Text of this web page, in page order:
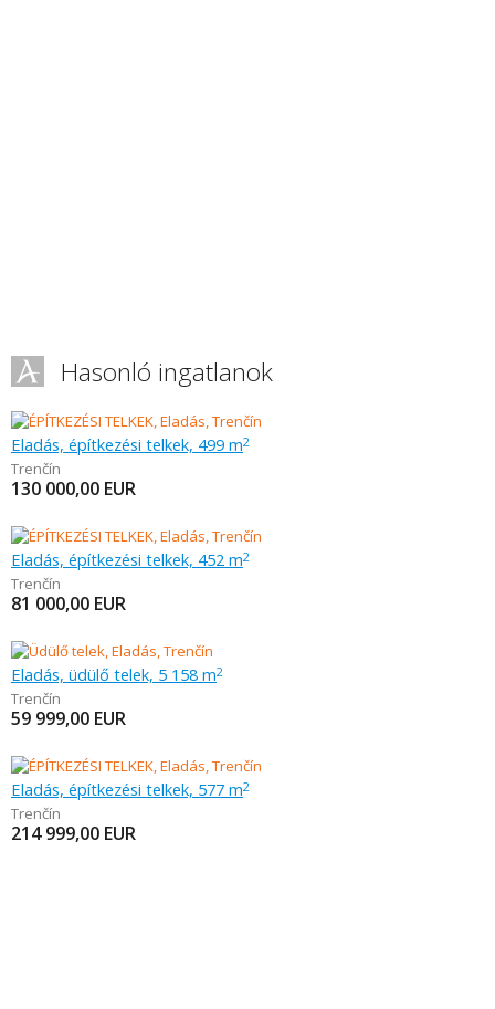
Hasonló ingatlanok
Eladás, építkezési telkek, 499 m2
Trenčín
130 000,00 EUR
Eladás, építkezési telkek, 452 m2
Trenčín
81 000,00 EUR
Eladás, üdülő telek, 5 158 m2
Trenčín
59 999,00 EUR
Eladás, építkezési telkek, 577 m2
Trenčín
214 999,00 EUR